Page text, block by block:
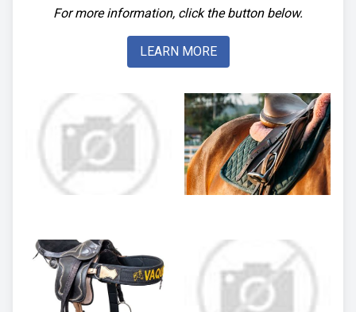
For more information, click the button below.
LEARN MORE